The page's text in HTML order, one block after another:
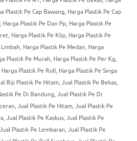
Plastik Pe Cap Bawang, Harga Plastik Pe Cap
, Harga Plastik Pe Dan Pp, Harga Plastik Pe
, Harga Plastik Pe Klip, Harga Plastik Pe
, Harga Plastik Pe Medan, Harga
Plastik Pe Murah, Harga Plastik Pe Per Kg,
Harga Plastik Pe Roll, Harga Plastik Pe Singa
Biji Plastik Pe Hitam, Jual Plastik Pe Bekas,
Pe Di Bandung, Jual Plastik Pe Di
, Jual Plastik Pe Hitam, Jual Plastik Pe
, Jual Plastik Pe Kaskus, Jual Plastik Pe
Jual Plastik Pe Lembaran, Jual Plastik Pe